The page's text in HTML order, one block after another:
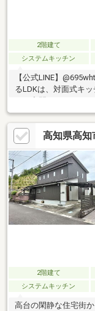
2階建て
システムキッチン
【公式LINE】
るLDKは、対面式キ
に、庭にはウッドデ
雅に楽しめます●全室
が非常に充実してお
能です●とさでん交通
移動の利便性が高く
高知県高知
2階建て
システムキッチン
高台の閑静な住宅街